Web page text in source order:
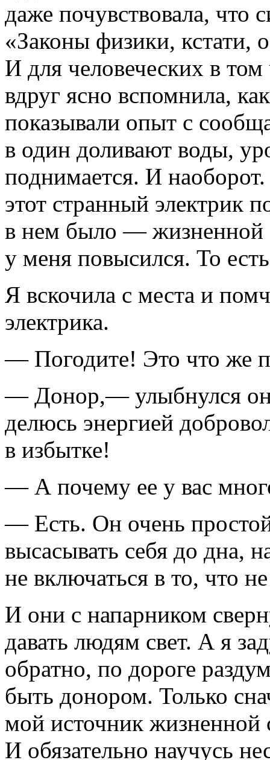
даже почувствовала, что
«Законы физики, кстати,
И для человеческих в
вдруг ясно вспомнила,
показывали опыт с
в один доливают воды,
поднимается. И
этот странный электрик
в нем было — жизненной
у меня повысился. То
Я вскочила с места и
электрика.
— Погодите! Это что же
— Донор,— улыбнулся
делюсь энергией
в избытке!
— А почему ее у вас
— Есть. Он очень
высасывать себя до дна,
не включаться в то, что
И они с напарником
давать людям свет. А я
обратно, по дороге
быть донором. Только
мой источник жизненной
И обязательно научусь